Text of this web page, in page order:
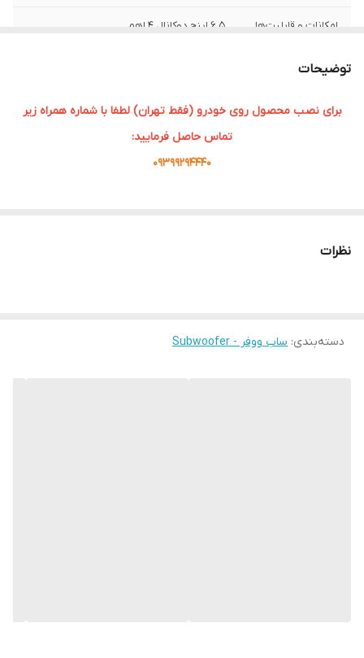
امکانات و قابلیت‌ها 6.5 اینچ دوکانال 4 اهم
سایز
دایره ای , ساب ووفر
توضیحات
برای نصب محصول روی خودرو (فقط تهران) لطفا با شماره همراه زیر
تماس حاصل فرمایید:
09399294440
نظرات
دسته‌بندی: ساب ووفر - Subwoofer